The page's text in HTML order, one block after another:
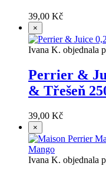
39,00 Kč
×
Ivana K. objednala
Perrier &
& Třešeň
39,00 Kč
×
Ivana K. objednala